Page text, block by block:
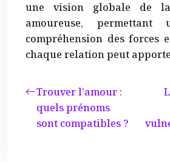
une vision globale de
amoureuse, permettant
compréhension des forces
chaque relation peut
Trouver l’amour :
quels prénoms
sont compatibles ?